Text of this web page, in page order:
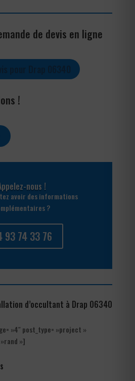
de devis en ligne
!
nous !
avoir des informations
?
93 74 33 76
d’occultant à Drap 06340
»4″ post_type= »project »
»]